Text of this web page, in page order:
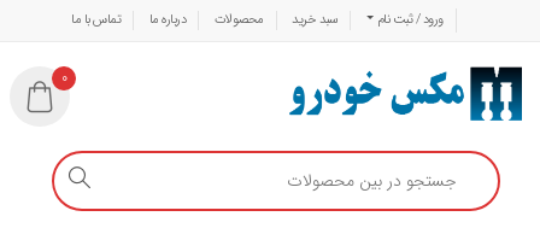
ورود / ثبت نام سبد خرید محصولات درباره ما تماس با ما
0